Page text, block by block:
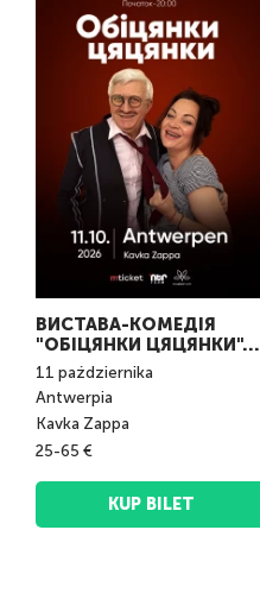
ВИСТАВА-КОМЕДІЯ
"ОБІЦЯНКИ ЦЯЦЯНКИ".
Antwerpen
11 października
Antwerpia
Kavka Zappa
25-65 €
KUP BILET